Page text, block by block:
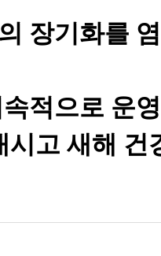
장기화를
적으로 운
시고 새해 건